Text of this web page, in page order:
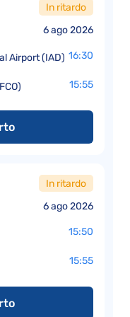
6 ago 2026
In ritardo
Airport (IAD) 16:30
15:55
6 ago 2026
In ritardo
15:50
15:55